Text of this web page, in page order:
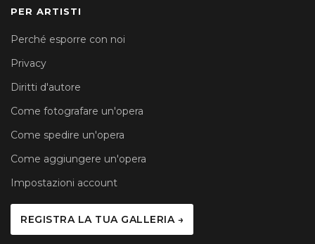
PER ARTISTI
Perché esporre con noi
Privacy
Diritti d'autore
Come fotografare un'opera
Come spedire un'opera
Come aggiungere un'opera
Impostazioni account
REGISTRA LA TUA GALLERIA →